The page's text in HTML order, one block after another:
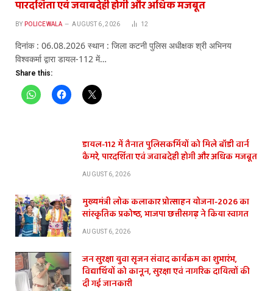
पारदर्शिता एवं जवाबदेही होगी और अधिक मजबूत
BY POLICEWALA AUGUST 6, 2026 12
दिनांक : 06.08.2026 स्थान : जिला कटनी पुलिस अधीक्षक श्री अभिनय
विश्वकर्मा द्वारा डायल-112 में…
Share this:
डायल-112 में तैनात पुलिसकर्मियों को मिले बॉडी वार्न
कैमरे, पारदर्शिता एवं जवाबदेही होगी और अधिक मजबूत
AUGUST 6, 2026
मुख्यमंत्री लोक कलाकार प्रोत्साहन योजना-2026 का
सांस्कृतिक प्रकोष्ठ, भाजपा छत्तीसगढ़ ने किया स्वागत
AUGUST 6, 2026
जन सुरक्षा युवा सृजन संवाद कार्यक्रम का शुभारंभ,
विद्यार्थियों को कानून, सुरक्षा एवं नागरिक दायित्वों की
दी गई जानकारी